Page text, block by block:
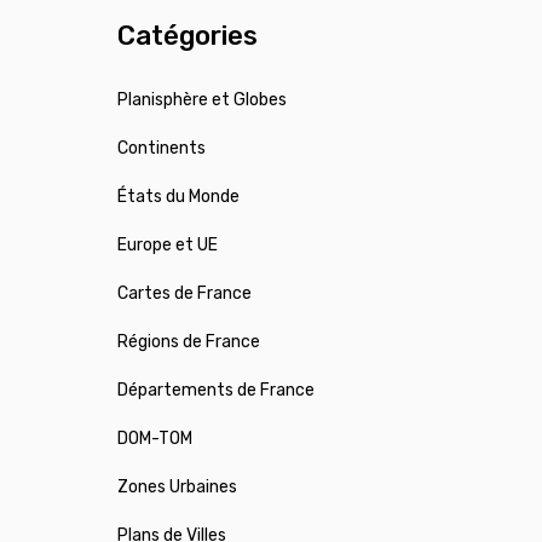
Catégories
Planisphère et Globes
Continents
États du Monde
Europe et UE
Cartes de France
Régions de France
Départements de France
DOM-TOM
Zones Urbaines
Plans de Villes